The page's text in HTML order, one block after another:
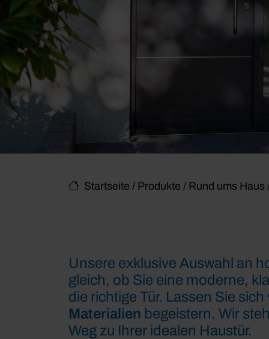
Startseite / Produkte / Rund ums Haus
Unsere exklusive Auswahl an
gleich, ob Sie eine moderne,
die richtige Tür. Lassen Sie
Materialien begeistern. Wir
Weg zu Ihrer idealen Haustür.